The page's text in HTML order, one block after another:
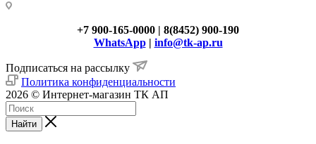
+7 900-165-0000 | 8(8452) 900-190
WhatsApp| info@tk-ap.ru
Подписаться на рассылку
Политика конфиденциальности
2026 © Интернет-магазин ТК АП
Найти